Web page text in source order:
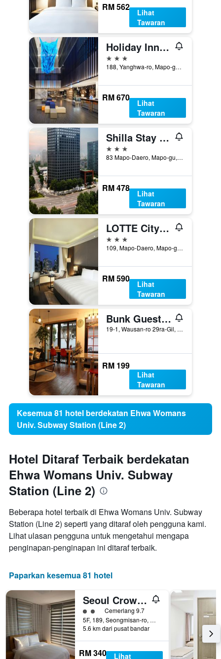
RM 562
Lihat
Tawaran
Holiday Inn Express Seoul Hongdae By IHG
3 bintang
188, Yanghwa-ro, Mapo-gu, Seoul, Korea Selatan
RM 670
Lihat
Tawaran
Shilla Stay Mapo Hongdae
3 bintang
83 Mapo-Daero, Mapo-gu, Seoul, Korea Selatan
RM 478
Lihat
Tawaran
LOTTE City Hotel Mapo
3 bintang
109, Mapo-Daero, Mapo-gu, Seoul, Korea Selatan
RM 590
Lihat
Tawaran
Bunk Guesthouse Hongdae
19-1, Wausan-ro 29ra-Gil, Mapo-gu, Seoul, Korea Selatan
RM 199
Lihat
Tawaran
Kesemua 81 hotel berdekatan Ehwa Womans
Univ. Subway Station (Line 2)
Hotel Ditaraf Terbaik berdekatan
Ehwa Womans Univ. Subway
Station (Line 2)
Beberapa hotel terbaik di Ehwa Womans Univ. Subway
Station (Line 2) seperti yang ditaraf oleh pengguna kami.
Lihat ulasan pengguna untuk mengetahui mengapa
penginapan-penginapan ini ditaraf terbaik.
Paparkan kesemua 81 hotel
Seoul Crown 88 Guest House - Foreign Guests Only
penarafan kelas 2
Cemerlang 9.7
5F, 189, Seongmisan-ro, Mapo-gu, Seoul, Korea Selatan
5.6 km dari pusat bandar
RM 340
Lihat